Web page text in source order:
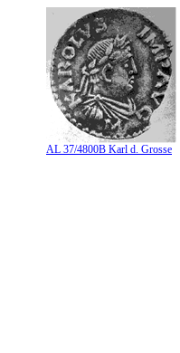
AL 37/4800B Karl d. Grosse